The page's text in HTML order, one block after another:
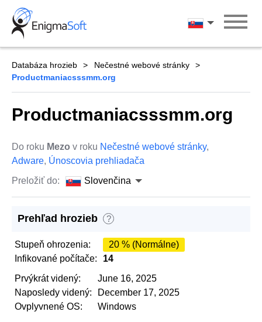
Skip
content
Slovenčina
Databáza hrozieb
Nečestné webové stránky
Productmaniacsssmm.org
Productmaniacsssmm.org
Do roku Mezo v roku Nečestné webové stránky,
Adware, Únoscovia prehliadača
Preložiť do:
Slovenčina
Prehľad hrozieb ?
Stupeň ohrozenia:
20 % (Normálne)
Infikované počítače:
14
Prvýkrát videný:
June 16, 2025
Naposledy videný:
December 17, 2025
Ovplyvnené OS:
Windows